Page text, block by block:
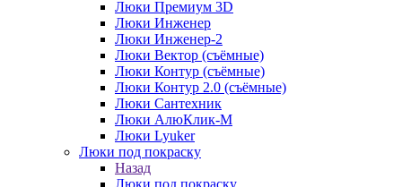
Люки Премиум 3D
Люки Инженер
Люки Инженер-2
Люки Вектор (съёмные)
Люки Контур (съёмные)
Люки Контур 2.0 (съёмные)
Люки Сантехник
Люки АлюКлик-М
Люки Lyuker
Люки под покраску
Назад
Люки под покраску